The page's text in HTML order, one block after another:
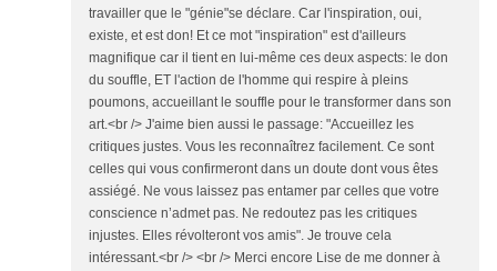
travailler que le "génie"se déclare. Car l'inspiration, oui,
existe, et est don! Et ce mot "inspiration" est d'ailleurs
magnifique car il tient en lui-même ces deux aspects: le don
du souffle, ET l'action de l'homme qui respire à pleins
poumons, accueillant le souffle pour le transformer dans son
art.<br /> J'aime bien aussi le passage: "Accueillez les
critiques justes. Vous les reconnaîtrez facilement. Ce sont
celles qui vous confirmeront dans un doute dont vous êtes
assiégé. Ne vous laissez pas entamer par celles que votre
conscience n’admet pas. Ne redoutez pas les critiques
injustes. Elles révolteront vos amis". Je trouve cela
intéressant.<br /> <br /> Merci encore Lise de me donner à